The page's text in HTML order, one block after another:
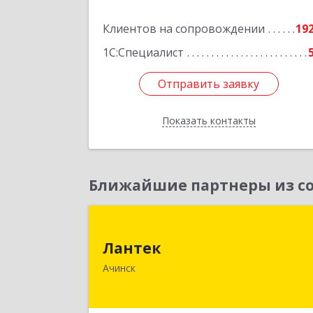
Клиентов на сопровождении
1С:Специалист
Отправить заявку
Показать контакты
Отправить заявку
Назад
Ближайшие партнеры из
Лантек
Ачинск